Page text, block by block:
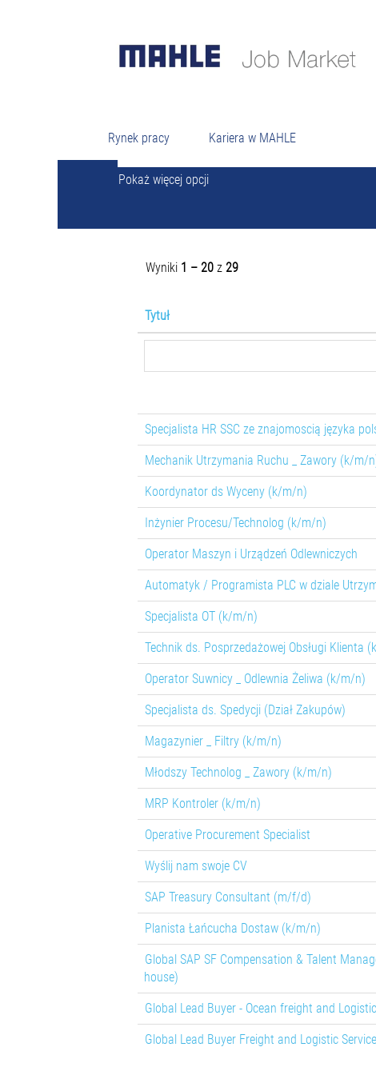
Rynek pracy Kariera w MAHLE
Pokaż więcej opcji
Wyniki 1 – 20 z 29
Tytuł
Specjalista HR SSC ze znajomoscią języka
Mechanik Utrzymania Ruchu _ Zawory (k/m/
Koordynator ds Wyceny (k/m/n)
Inżynier Procesu/Technolog (k/m/n)
Operator Maszyn i Urządzeń Odlewniczych
Automatyk / Programista PLC w dziale
Specjalista OT (k/m/n)
Technik ds. Posprzedażowej Obsługi Klienta
Operator Suwnicy _ Odlewnia Żeliwa (k/m/n)
Specjalista ds. Spedycji (Dział Zakupów)
Magazynier _ Filtry (k/m/n)
Młodszy Technolog _ Zawory (k/m/n)
MRP Kontroler (k/m/n)
Operative Procurement Specialist
Wyślij nam swoje CV
SAP Treasury Consultant (m/f/d)
Planista Łańcucha Dostaw (k/m/n)
Global SAP SF Compensation & Talent
house)
Global Lead Buyer - Ocean freight and
Global Lead Buyer Freight and Logistic